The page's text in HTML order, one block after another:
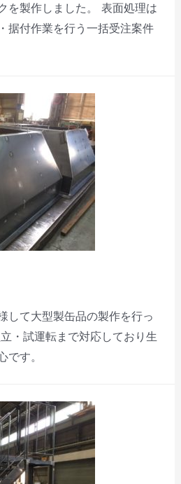
を製作しました。 表面処理は
据付作業を行う一括受注案件
して大型製缶品の製作を行っ
・試運転まで対応しており生
す。